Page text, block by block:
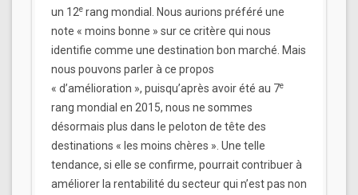
un 12e rang mondial. Nous aurions préféré une
note « moins bonne » sur ce critère qui nous
identifie comme une destination bon marché. Mais
nous pouvons parler à ce propos
« d’amélioration », puisqu’après avoir été au 7e
rang mondial en 2015, nous ne sommes
désormais plus dans le peloton de tête des
destinations « les moins chères ». Une telle
tendance, si elle se confirme, pourrait contribuer à
améliorer la rentabilité du secteur qui n’est pas non